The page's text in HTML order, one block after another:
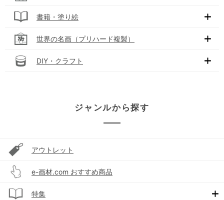
書籍・塗り絵
世界の名画（プリハード複製）
DIY・クラフト
ジャンルから探す
アウトレット
e-画材.com おすすめ商品
特集